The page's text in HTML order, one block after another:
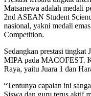
Matsanewa adalah medali
2nd ASEAN Student
nasional, yakni medali
Competition.
Sedangkan prestasi tingkat
MIPA pada MACOFEST.
Raya, yaitu Juara 1 dan
“Tentunya capaian ini
Siswa dan guru terus aktif